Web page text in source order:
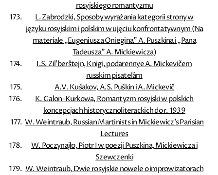
rosyjskiego romantyzmu
L. Zabrodzki, Sposoby wyrażania kategorii strony w
języku rosyjskim i polskim w ujęciu konfrontatywnym (Na
materiale „Eugeniusza Oniegina” A. Puszkina i „Pana
Tadeusza” A. Mickiewicza)
I.S. Zil'berštejn, Knigi, podarennye A. Mickevičem
russkim pisatelâm
A.V. Kušakov, A.S. Puškin i A. Mickevič
K. Galon-Kurkowa, Romantyzm rosyjski w polskich
koncepcjach historycznoliterackich do r. 1939
W. Weintraub, Russian Martinists in Mickiewicz's Parisian
Lectures
W. Poczynajło, Piotr I w poezji Puszkina, Mickiewicza i
Szewczenki
W. Weintraub, Dwie rosyjskie nowele o improwizatorach